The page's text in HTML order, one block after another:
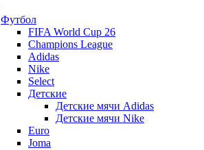
Футбол
FIFA World Cup 26
Champions League
Adidas
Nike
Select
Детские
Детские мячи Adidas
Детские мячи Nike
Euro
Joma